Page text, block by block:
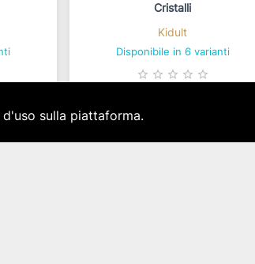
Cristalli
Kidult
Disponibile in 6 varianti
star_border star_border star_border star_border star_border
22,00 €
sulla piattaforma.